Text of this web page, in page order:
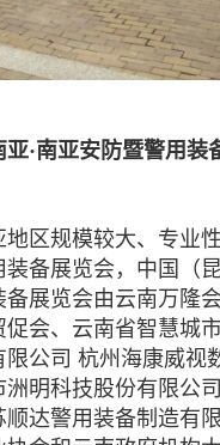
·南亚安防暨警用装
区规模较大、专业
备展览会，中国（
展览会由云南万隆
会、云南省智慧城
公司 杭州海康威视
明科技股份有限公
达警用装备制造有